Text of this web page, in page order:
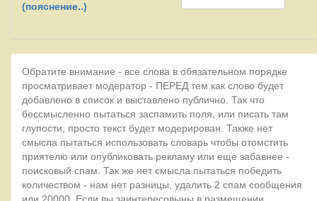
(пояснение..)
Обратите внимание - все слова в обязательном порядке
просматривает модератор - ПЕРЕД тем как слово будет
добавлено в список и выставлено публично. Так что
бессмысленно пытаться заспамить поля, или писать там
глупости, просто текст будет модерирован. Также нет
смысла пытаться использовать словарь чтобы отомстить
приятелю или опубликовать рекламу или еще забавнее -
поисковый спам. Так же нет смысла пытаться победить
количеством - нам нет разницы, удалить 2 спам сообщения